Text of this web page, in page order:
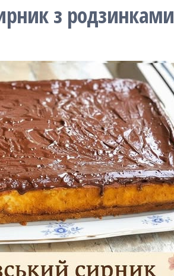
з родзинками